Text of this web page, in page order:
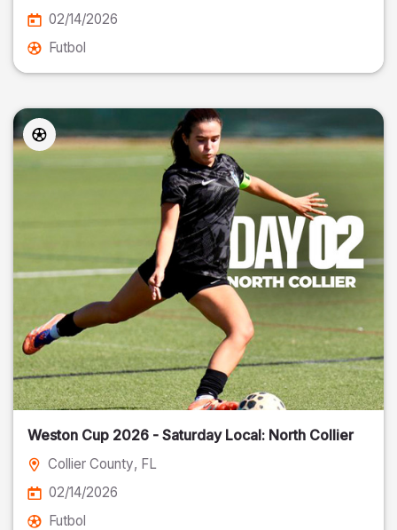
02/14/2026
Futbol
Weston Cup 2026 - Saturday Local: North Collier
Collier County, FL
02/14/2026
Futbol